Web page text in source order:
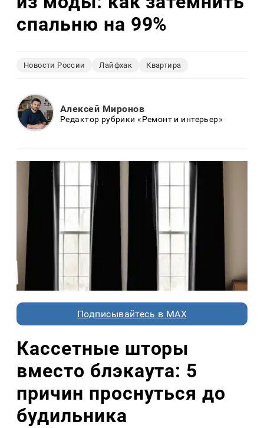
спальню на 99%
Новости России Лайфхак Квартира
Алексей Миронов
Редактор рубрики «Ремонт и интерьер»
Подписывайтесь в MAX
Кассетные шторы
вместо блэкаута: 5
причин проснуться до
будильника